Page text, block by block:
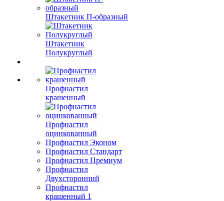
Штакетник П-образный
Штакетник
Полукруглый
Профнастил
крашенный
Профнастил
оцинкованный
Профнастил Эконом
Профнастил Стандарт
Профнастил Премиум
Профнастил
Двухсторонний
Профнастил
крашенный 1